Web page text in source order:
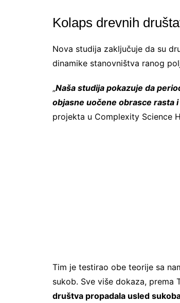
Kolaps drevnih
Nova studija zaključuje da su
dinamike stanovništva ranog
„Naša studija pokazuje da
objasne uočene obrasce rasta
projekta u Complexity Science
Tim je testirao obe teorije sa
sukob. Sve više dokaza, prema
društva propadala usled